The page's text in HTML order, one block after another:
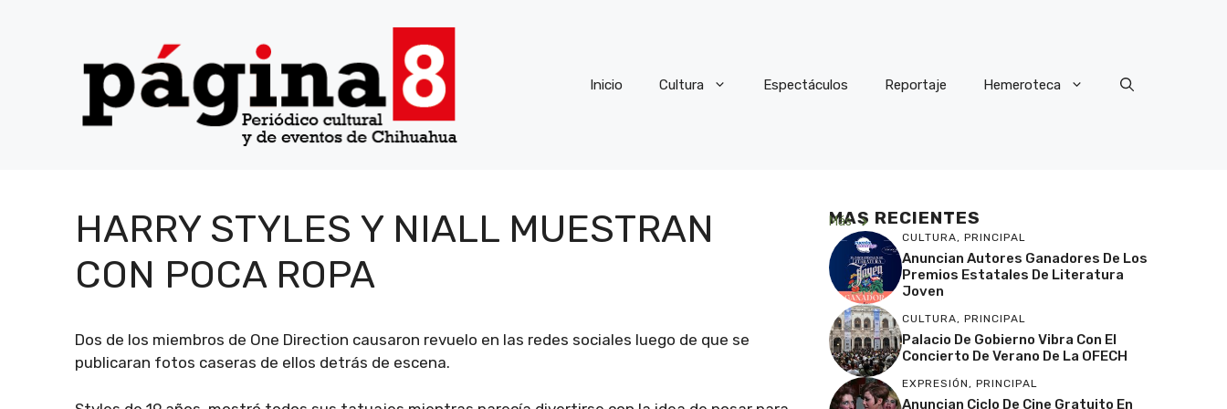
Inicio Cultura Espectáculos Reportaje Hemeroteca
HARRY STYLES Y NIALL MUESTRAN
CON POCA ROPA
Dos de los miembros de One Direction causaron revuelo en las redes sociales luego de que se
publicaran fotos caseras de ellos detrás de escena.
MAS RECIENTES
Más
CULTURA, PRINCIPAL
Anuncian Autores Ganadores De Los
Premios Estatales De Literatura
Joven
CULTURA, PRINCIPAL
Palacio De Gobierno Vibra Con El
Concierto De Verano De La OFECH
EXPRESIÓN, PRINCIPAL
Anuncian Ciclo De Cine Gratuito En